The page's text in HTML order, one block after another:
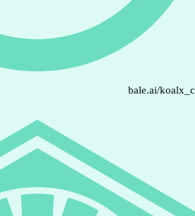
bale.ai/